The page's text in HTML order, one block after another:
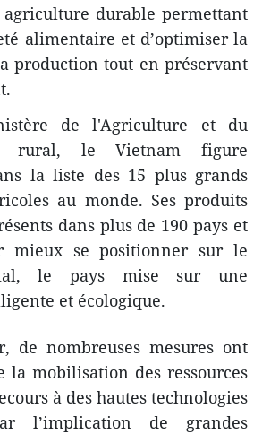
durable permettant
alimentaire et d’optimiser la
production tout en préservant
de l'Agriculture et du
rural, le Vietnam figure
la liste des 15 plus grands
au monde. Ses produits
dans plus de 190 pays et
mieux se positionner sur le
le pays mise sur une
et écologique.
de nombreuses mesures ont
la mobilisation des ressources
à des hautes technologies
l’implication de grandes